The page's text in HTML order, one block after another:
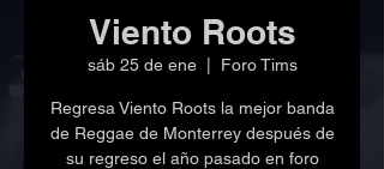
Viento Roots
sáb 25 de ene
  |
Foro Tims
Regresa Viento Roots la mejor banda
de Reggae de Monterrey después de
su regreso el año pasado en foro